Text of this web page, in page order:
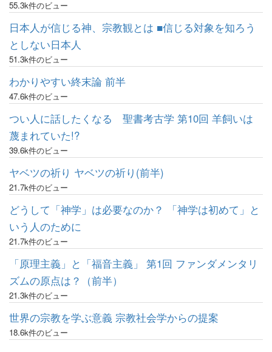
55.3k件のビュー
日本人が信じる神、宗教観とは ■信じる対象を知ろう
としない日本人
51.3k件のビュー
わかりやすい終末論 前半
47.6k件のビュー
つい人に話したくなる 聖書考古学 第10回 羊飼いは
蔑まれていた!?
39.6k件のビュー
ヤベツの祈り ヤベツの祈り(前半)
21.7k件のビュー
どうして「神学」は必要なのか？ 「神学は初めて」と
いう人のために
21.7k件のビュー
「原理主義」と「福音主義」 第1回 ファンダメンタリ
ズムの原点は？（前半）
21.3k件のビュー
世界の宗教を学ぶ意義 宗教社会学からの提案
18.6k件のビュー